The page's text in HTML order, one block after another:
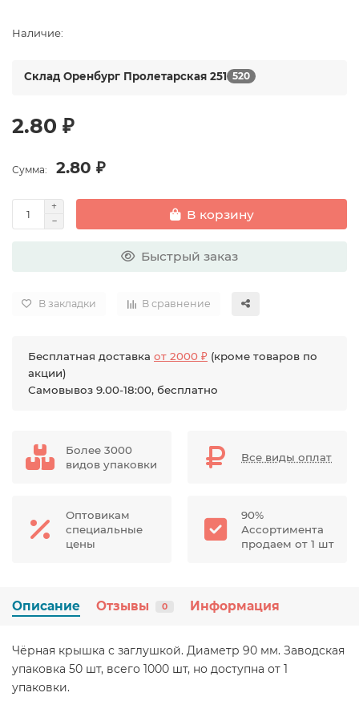
Наличие:
Склад Оренбург Пролетарская 251 520
2.80 ₽
Сумма: 2.80 ₽
В корзину
Быстрый заказ
В закладки В сравнение
Бесплатная доставка от 2000 ₽ (кроме товаров по
акции)
Самовывоз 9.00-18:00, бесплатно
Более 3000
видов упаковки
Все виды оплат
Оптовикам
специальные
цены
90%
Ассортимента
продаем от 1 шт
Описание Отзывы 0 Информация
Чёрная крышка с заглушкой. Диаметр 90 мм. Заводская
упаковка 50 шт, всего 1000 шт, но доступна от 1
упаковки.